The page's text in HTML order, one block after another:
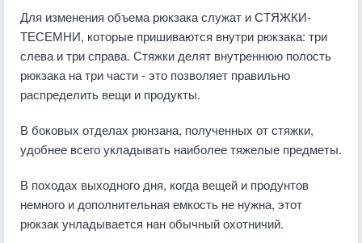
Для изменения объема рюкзака служат и СТЯЖКИ-
ТЕСЕМНИ, которые пришиваются внутри рюкзака: три
слева и три справа. Стяжки делят внутреннюю полость
рюкзака на три части - это позволяет правильно
распределить вещи и продукты.
В боковых отделах рюнзана, полученных от стяжки,
удобнее всего укладывать наиболее тяжелые предметы.
В походах выходного дня, когда вещей и продунтов
немного и дополнительная емкость не нужна, этот
рюкзак унладывается нан обычный охотничий.